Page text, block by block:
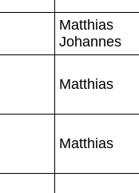
Matthias
Johannes
Matthias
Matthias